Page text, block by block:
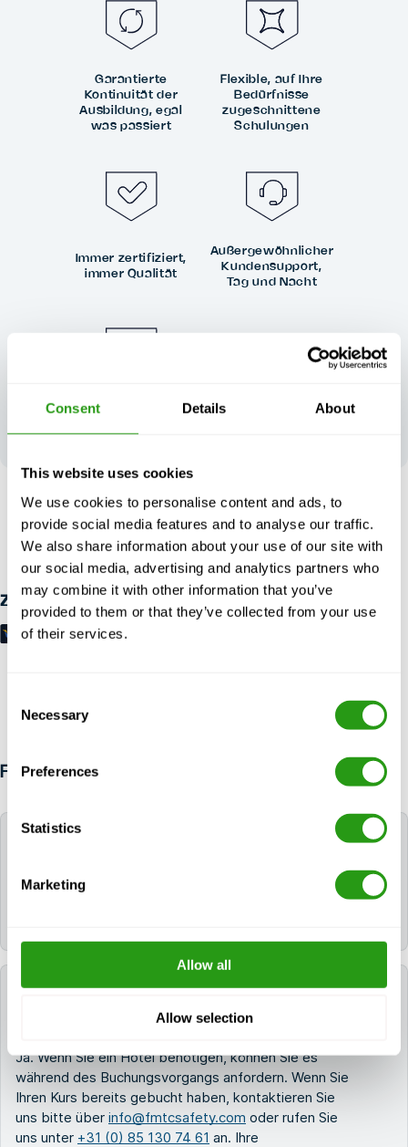
Consent Details About
This website uses cookies
We use cookies to personalise content and ads, to
provide social media features and to analyse our traffic.
We also share information about your use of our site with
our social media, advertising and analytics partners who
may combine it with other information that you’ve
provided to them or that they’ve collected from your use
of their services.
Selection
Necessary
Preferences
Statistics
Marketing
Allow all
Allow selection
RISIKOFREI
Bis zu 24 Stunden im Voraus kostenlos Stornierung, keine
Vorauszahlung erforderlich.
Zahlungsmöglichkeiten
Garantierte
Kontinuität der
Ausbildung, egal
was passiert
Flexible, auf Ihre
Bedürfnisse
zugeschnittene
Schulungen
Immer zertifiziert,
immer Qualität
Außergewöhnlicher
Kundensupport,
Tag und Nacht
Ihr Feedback
Spitzenleistungen
FAQ
Wie lange sind die Zertifikate für GWO Nacelle,
Kann FMTC mir helfen, ein Hotel für meine
Ausbildung zu buchen?
Ja. Wenn Sie ein Hotel benötigen, können Sie es
während des Buchungsvorgangs anfordern. Wenn Sie
Ihren Kurs bereits gebucht haben, kontaktieren Sie
uns bitte über info@fmtcsafety.com oder rufen Sie
uns unter +31 (0) 85 130 74 61 an. Ihre